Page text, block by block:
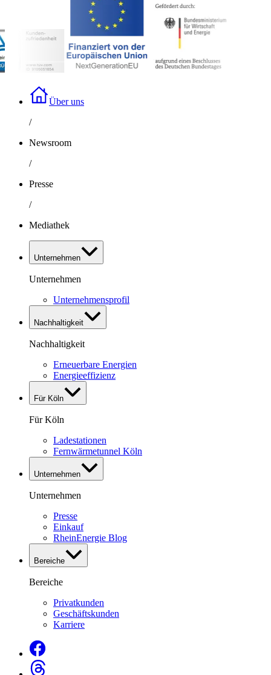
Über uns
/
Newsroom
/
Presse
/
Mediathek
Unternehmen
Unternehmen
Unternehmensprofil
Nachhaltigkeit
Nachhaltigkeit
Erneuerbare Energien
Energieeffizienz
Für Köln
Für Köln
Ladestationen
Fernwärmetunnel Köln
Unternehmen
Unternehmen
Presse
Einkauf
RheinEnergie Blog
Bereiche
Bereiche
Privatkunden
Geschäftskunden
Karriere